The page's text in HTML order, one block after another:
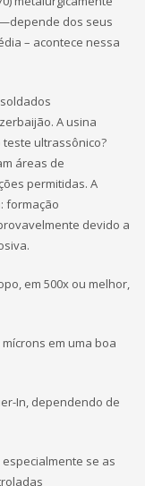
dos seus
– acontece nessa
A usina
teste ultrassônico?
áreas de
permitidas. A
formação
devido a
em 500x ou melhor,
em uma boa
In, dependendo de
se as